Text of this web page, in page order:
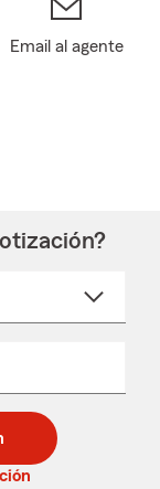
Email al agente